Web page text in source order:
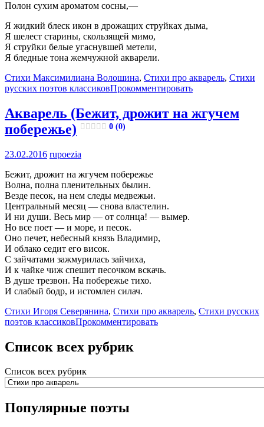
Полон сухим ароматом сосны,—
Я жидкий блеск икон в дрожащих струйках дыма,
Я шелест старины, скользящей мимо,
Я струйки белые угаснувшей метели,
Я бледные тона жемчужной акварели.
Стихи Максимилиана Волошина, Стихи про акварель, Стихи
русских поэтов классиковПрокомментировать
Акварель (Бежит, дрожит на жгучем
побережье)
0 (0)
23.02.2016 rupoezia
Бежит, дрожит на жгучем побережье
Волна, полна пленительных былин.
Везде песок, на нем следы медвежьи.
Центральный месяц — снова властелин.
И ни души. Весь мир — от солнца! — вымер.
Но все поет — и море, и песок.
Оно печет, небесный князь Владимир,
И облако седит его висок.
С зайчатами зажмурилась зайчиха,
И к чайке чиж спешит песочком вскачь.
В душе трезвон. На побережье тихо.
И слабый бодр, и истомлен силач.
Стихи Игоря Северянина, Стихи про акварель, Стихи русских
поэтов классиковПрокомментировать
Список всех рубрик
Список всех рубрик
Популярные поэты